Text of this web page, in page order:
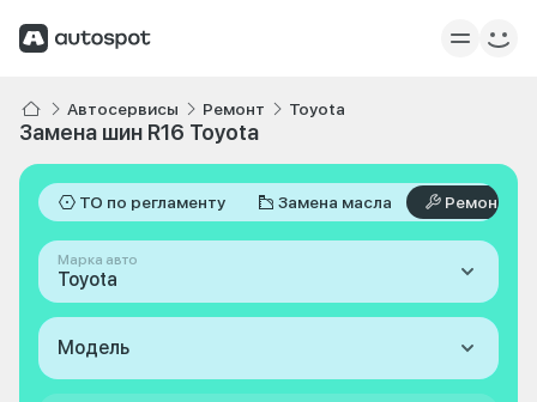
Автосервисы Ремонт Toyota
Замена шин R16 Toyota
ТО по регламенту Замена масла Ремонт
Марка авто
Toyota
Модель